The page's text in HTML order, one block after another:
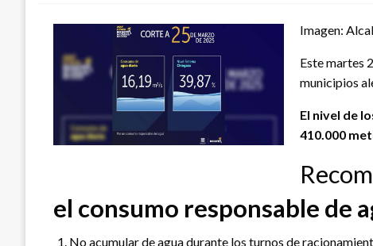
Imagen:
Este martes
municipios
El nivel de
410.000
el consumo responsable de
No acumular de agua durante los turnos de